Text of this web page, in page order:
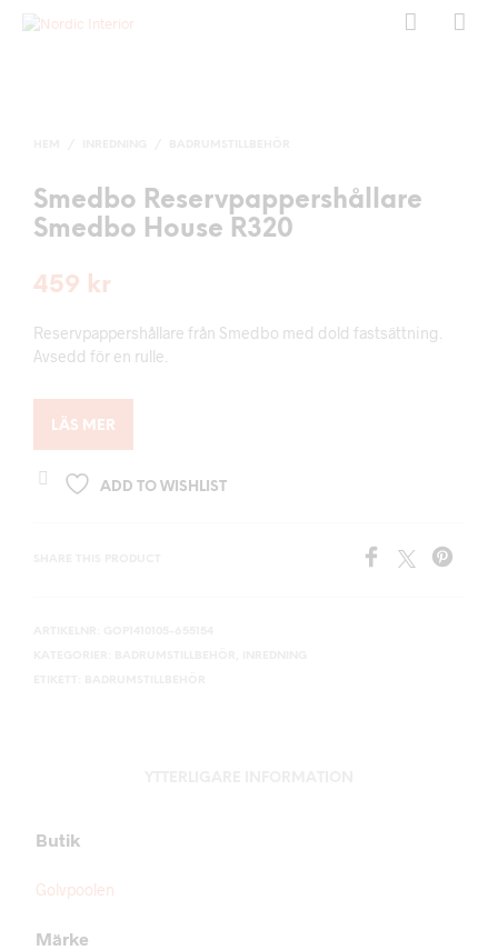
Smedbo Reservpappershållare
Smedbo House R320
459 kr
Reservpappershållare från Smedbo med dold fastsättning.
Avsedd för en rulle.
LÄS MER
ADD TO WISHLIST
Butik
Golvpoolen
Märke